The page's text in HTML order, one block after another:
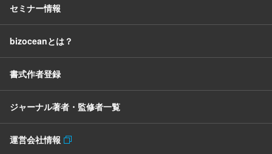
セミナー情報
bizoceanとは？
書式作者登録
ジャーナル著者・監修者一覧
運営会社情報